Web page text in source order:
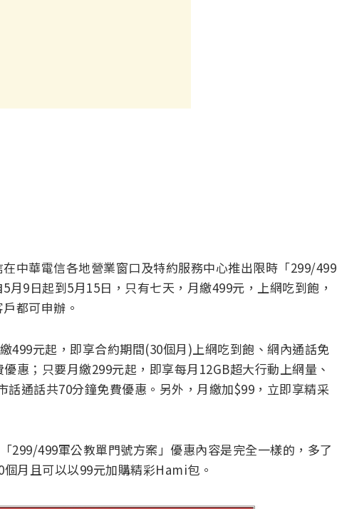
中華電信各地營業窗口及特約服務中心推出限時「299/499
月9日起到5月15日，只有七天，月繳499元，上網吃到飽，
都可申辦。
499元起，即享合約期間(30個月)上網吃到飽、網內通話免
惠；只要月繳299元起，即享每月12GB超大行動上網量、
通話共70分鐘免費優惠。另外，月繳加$99，立即享精采
299/499軍公教單門號方案」優惠內容是完全一樣的，多了
月且可以以99元加購精彩Hami包。